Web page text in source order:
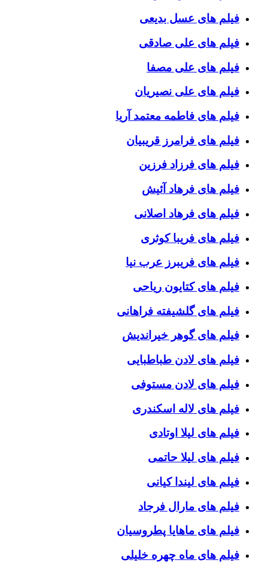
فیلم های عسل بدیعی
فیلم های علی صادقی
فیلم های علی مصفا
فیلم های علی نصیریان
فیلم های فاطمه معتمد آریا
فیلم های فرامرز قریبیان
فیلم های فرزاد فرزین
فیلم های فرهاد آئیش
فیلم های فرهاد اصلانی
فیلم های فریبا کوثری
فیلم های فریبرز عرب نیا
فیلم های کتایون ریاحی
فیلم های گلشیفته فراهانی
فیلم های گوهر خیراندیش
فیلم های لادن طباطبایی
فیلم های لادن مستوفی
فیلم های لاله اسکندری
فیلم های لیلا اوتادی
فیلم های لیلا حاتمی
فیلم های لیندا کیانی
فیلم های مارال فرجاد
فیلم های ماهایا پطروسیان
فیلم های ماه چهره خلیلی